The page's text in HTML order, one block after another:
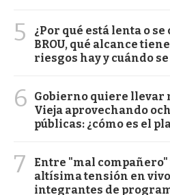
5
¿Por qué está lenta o
BROU, qué alcance
riesgos hay y cuándo
6
Gobierno quiere llevar
Vieja aprovechando
públicas: ¿cómo es el
7
Entre "mal
altísima tensión en
integrantes de